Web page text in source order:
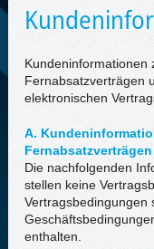
Kundeninformationen
Fernabsatzverträgen
elektronischen
A.
Fernabsatzverträgen
Die nachfolgenden
stellen keine
Vertragsbedingungen
enthalten.